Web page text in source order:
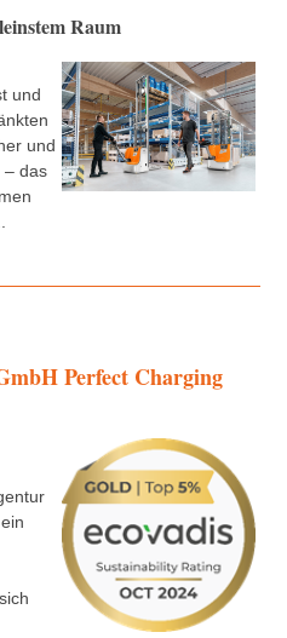
Raum
und
und
– das
Perfect Charging